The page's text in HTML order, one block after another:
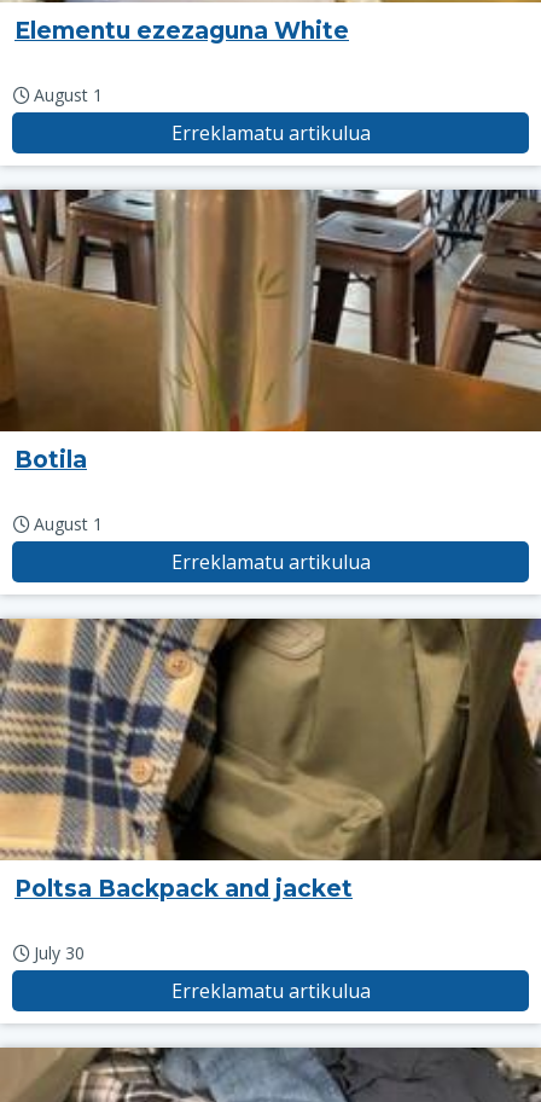
Elementu ezezaguna White
August 1
Erreklamatu artikulua
Botila
August 1
Erreklamatu artikulua
Poltsa Backpack and jacket
July 30
Erreklamatu artikulua